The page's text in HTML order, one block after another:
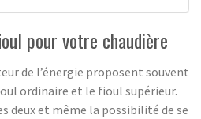
pour votre chaudière
de l’énergie proposent souvent
ordinaire et le fioul supérieur.
deux et même la possibilité de se